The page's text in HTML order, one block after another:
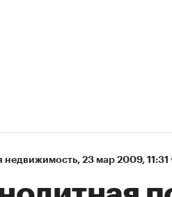
недвижимость⁠, 23 мар 2009, 11:31